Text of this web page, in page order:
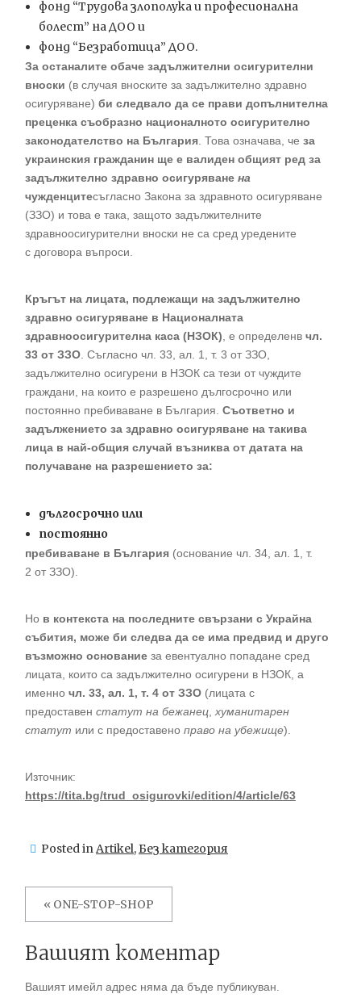
фонд “Трудова злополука и професионална
болест” на ДОО и
фонд “Безработица” ДОО.
За останалите обаче задължителни осигурителни
вноски (в случая вноските за задължително здравно
осигуряване) би следвало да се прави допълнителна
преценка съобразно националното осигурително
законодателство на България . Това означава, че за
украинския гражданин ще е валиден общият ред за
задължително здравно осигуряване на
чужденцитесъгласно Закона за здравното осигуряване
(ЗЗО) и това е така, защото задължителните
здравноосигурителни вноски не са сред уредените
с договора въпроси.
Кръгът на лицата, подлежащи на задължително
здравно осигуряване в Националната
здравноосигурителна каса (НЗОК) , е определенв чл.
33 от ЗЗО . Съгласно чл. 33, ал. 1, т. 3 от ЗЗО,
задължително осигурени в НЗОК са тези от чуждите
граждани, на които е разрешено дългосрочно или
постоянно пребиваване в България. Съответно и
задължението за здравно осигуряване на такива
лица в най-общия случай възниква от датата на
получаване на разрешението за:
дългосрочно или
постоянно
пребиваване в България (основание чл. 34, ал. 1, т.
2 от ЗЗО).
Но в контекста на последните свързани с Украйна
събития, може би следва да се има предвид и друго
възможно основание за евентуално попадане сред
лицата, които са задължително осигурени в НЗОК, а
именно чл. 33, ал. 1, т. 4 от ЗЗО (лицата с
предоставен статут на бежанец хуманитарен
статут или с предоставено право на убежище).
Източник:
https://tita.bg/trud_osigurovki/edition/4/article/63
Posted inArtikel,Без категория
Навигация
Previous
post:
« ONE-STOP-SHOP
Вашият коментар
Вашият имейл адрес няма да бъде публикуван.